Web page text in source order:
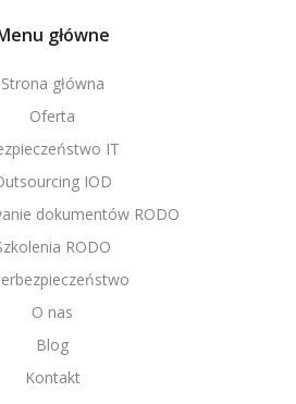
główne
Strona główna
Oferta
IT
IOD
dokumentów RODO
RODO
O nas
Blog
Kontakt